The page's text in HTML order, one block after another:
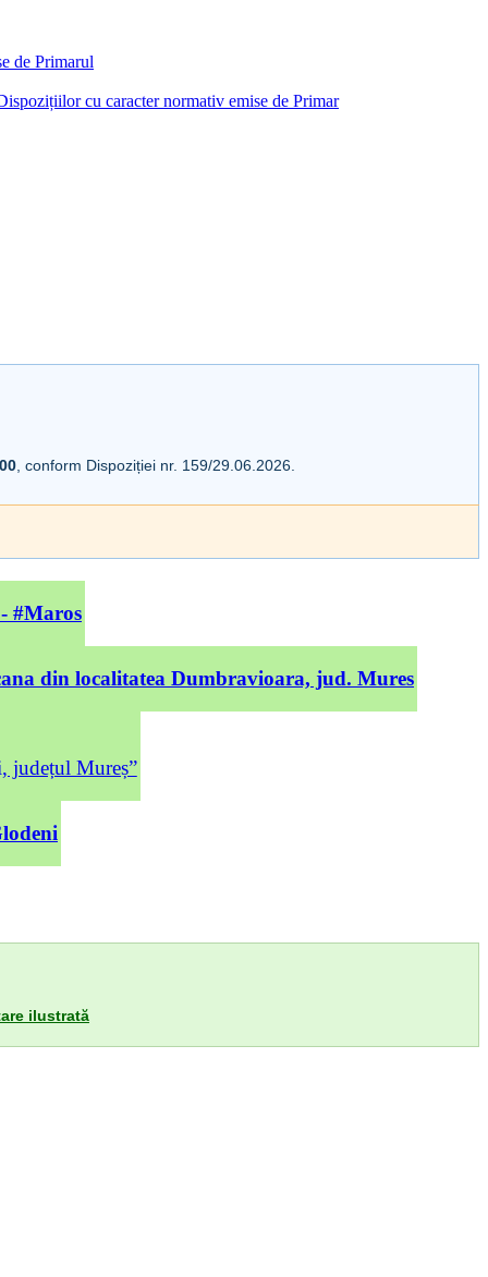
de Primarul
cu caracter normativ emise de Primar
, conform Dispoziției nr. 159/29.06.2026.
#Maros
din localitatea Dumbravioara, jud. Mures
județul Mureș”
ilustrată